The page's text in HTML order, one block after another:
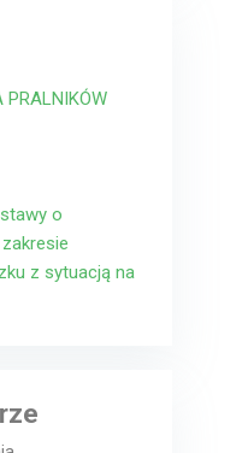
PRALNIKÓW
o
z sytuacją na